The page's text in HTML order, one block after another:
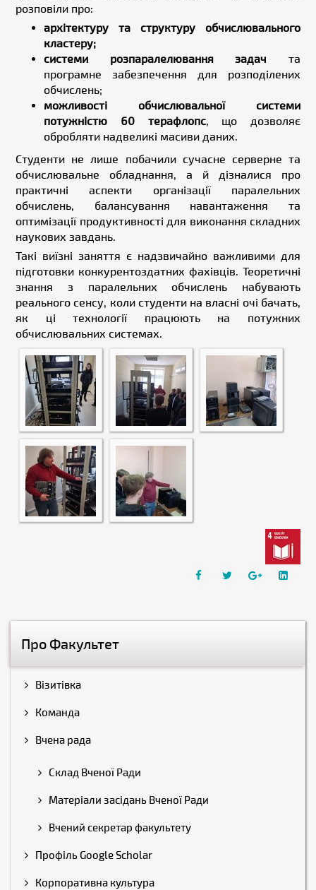
Про Факультет
Візитівка
Команда
Вчена рада
Склад Вченої Ради
Матеріали засідань Вченої Ради
Вчений секретар факультету
Профіль Google Scholar
Корпоративна культура
розповіли про:
архітектуру та структуру обчислювального
кластеру;
системи розпаралелювання задач та
програмне забезпечення для розподілених
обчислень;
можливості обчислювальної системи
потужністю 60 терафлопс, що дозволяє
обробляти надвеликі масиви даних.
Студенти не лише побачили сучасне серверне та
обчислювальне обладнання, а й дізналися про
практичні аспекти організації паралельних
обчислень, балансування навантаження та
оптимізації продуктивності для виконання складних
наукових завдань.
Такі виїзні заняття є надзвичайно важливими для
підготовки конкурентоздатних фахівців. Теоретичні
знання з паралельних обчислень набувають
реального сенсу, коли студенти на власні очі бачать,
як ці технології працюють на потужних
обчислювальних системах.